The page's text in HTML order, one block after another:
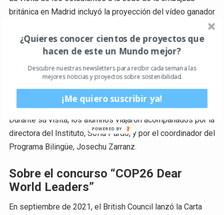
británica en Madrid incluyó la proyección del vídeo ganador
qué les inspiró en su vídeo. Posteriormente, participaron
brainstormingcon miembros de la embajada
británica para abordar posibles soluciones frente a la
crisis climática. El programa finalizó con una visita guiada
al Jardín Botánico de Madrid.
Durante su visita, los alumnos viajaron acompañados por la
directora del Instituto, Sofía Pardo, y por el coordinador del
Programa Bilingüe, Josechu Zarranz.
Sobre el concurso “COP26 Dear
World Leaders”
En septiembre de 2021, el British Council lanzó la Carta
¿Quieres conocer cientos de proyectos que
hacen de este un Mundo mejor?
Descubre nuestras newsletters para recibir cada semana las
mejores noticias y proyectos sobre sostenibilidad.
¡Me quiero suscribir ya!